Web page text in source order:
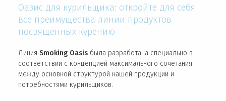
Оазис для курильщика: откройте для себя
все преимущества линии продуктов
посвященных курению
Линия Smoking Oasisбыла разработана специально в
соответствии с концепцией максимального сочетания
между основной структурой нашей продукции и
потребностями курильщиков.